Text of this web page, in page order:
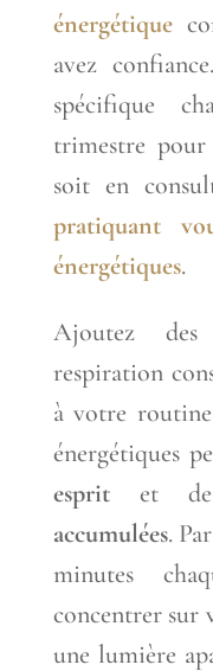
énergétique
avez
spécifique
trimestre
soit en
pratiquant
énergétiques.
Ajoutez des
respiration
à votre
énergétiques
espritet
accumulées.
minutes
concentrer sur
une lumière